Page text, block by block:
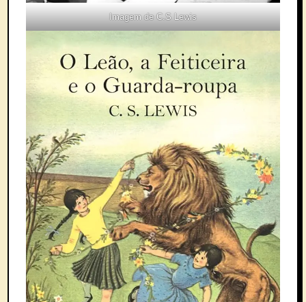
Imagem de C.S Lewis